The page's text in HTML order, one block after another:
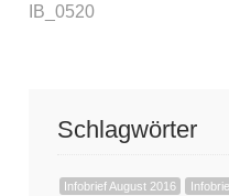
IB_0520
Schlagwörter
Infobrief August 2016